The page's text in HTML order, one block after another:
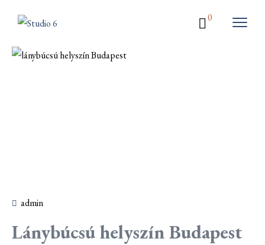
0
admin
Lánybúcsú helyszín Budapest